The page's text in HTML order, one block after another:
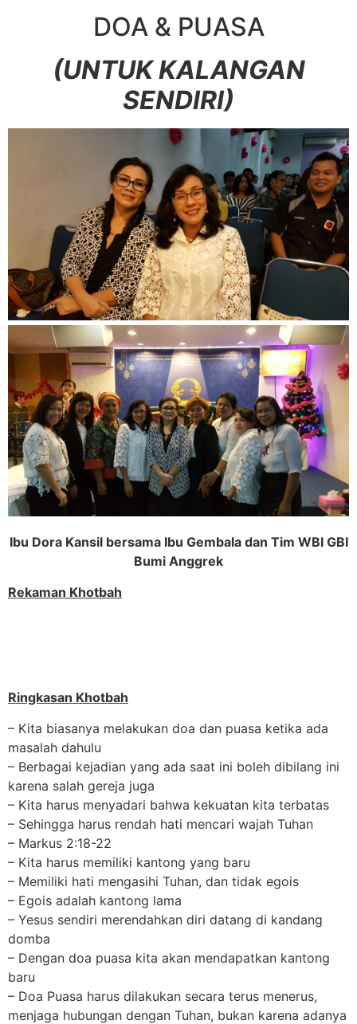
DOA & PUASA
(UNTUK KALANGAN
SENDIRI)
Ibu Dora Kansil bersama Ibu Gembala dan Tim WBI GBI
Bumi Anggrek
Rekaman Khotbah
Ringkasan Khotbah
– Kita biasanya melakukan doa dan puasa ketika ada
masalah dahulu
– Berbagai kejadian yang ada saat ini boleh dibilang ini
karena salah gereja juga
– Kita harus menyadari bahwa kekuatan kita terbatas
– Sehingga harus rendah hati mencari wajah Tuhan
– Markus 2:18-22
– Kita harus memiliki kantong yang baru
– Memiliki hati mengasihi Tuhan, dan tidak egois
– Egois adalah kantong lama
– Yesus sendiri merendahkan diri datang di kandang
domba
– Dengan doa puasa kita akan mendapatkan kantong
baru
– Doa Puasa harus dilakukan secara terus menerus,
menjaga hubungan dengan Tuhan, bukan karena adanya